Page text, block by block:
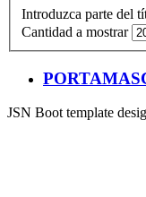
Introduzca parte del
Cantidad a mostrar
JSN Boot template